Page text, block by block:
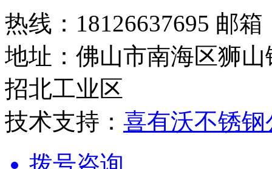
热线：18126637695 邮箱
地址：佛山市南海区狮
招北工业区
技术支持： 喜有沃不锈钢